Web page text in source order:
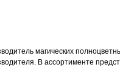
магических
В ассортименте